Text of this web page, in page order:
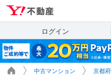
ログイン
中古マンション 京都府